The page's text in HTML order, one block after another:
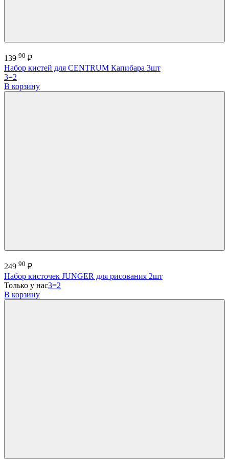
139 90 ₽
Набор кистей для CENTRUM Капибара 3шт
3=2
В корзину
249 90 ₽
Набор кисточек JUNGER для рисования 2шт
Только у нас3=2
В корзину